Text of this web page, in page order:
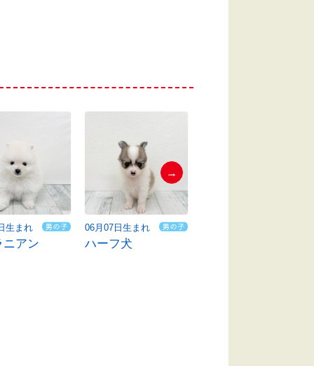
生まれ
ニアン
06月07日生まれ
ハーフ犬
→